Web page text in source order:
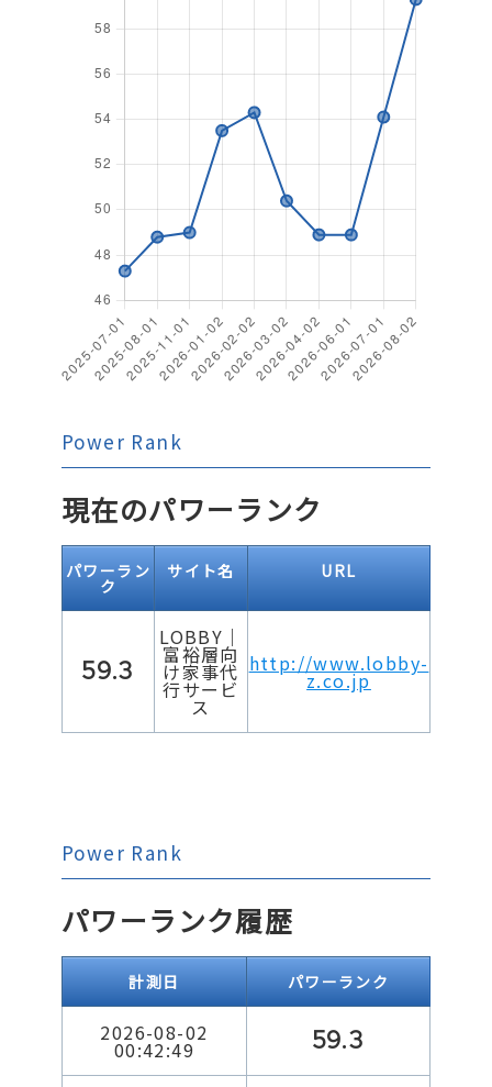
Power Rank
現在のパワーランク
パワーラン
ク
サイト名 URL
59.3
LOBBY｜
富裕層向
け家事代
行サービ
ス
http://www.lobby-
z.co.jp
Power Rank
パワーランク履歴
計測日 パワーランク
2026-08-02
00:42:49 59.3